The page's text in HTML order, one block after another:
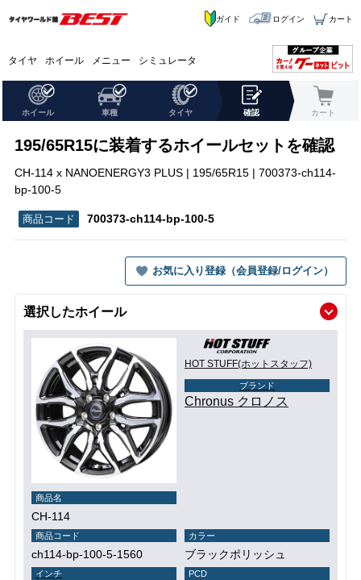
タイヤ ホイール メニュー シミュレータ
ガイド ログイン カート
ホイール 車種 タイヤ 確認 カート
195/65R15に装着するホイールセットを確認
CH-114 x NANOENERGY3 PLUS | 195/65R15 | 700373-ch114-
bp-100-5
700373-ch114-bp-100-5
お気に入り登録（会員登録/ログイン）
選択したホイール
HOT STUFF(ホットスタッフ)
ブランド
Chronus クロノス
商品名
CH-114
商品コード
ch114-bp-100-5-1560
カラー
ブラックポリッシュ
インチ PCD